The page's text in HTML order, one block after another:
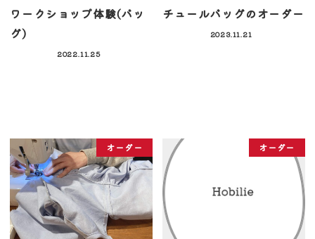
ワークショップ体験(バッ
グ)
2022.11.25
チュールバッグのオーダー
2023.11.21
オーダー オーダー